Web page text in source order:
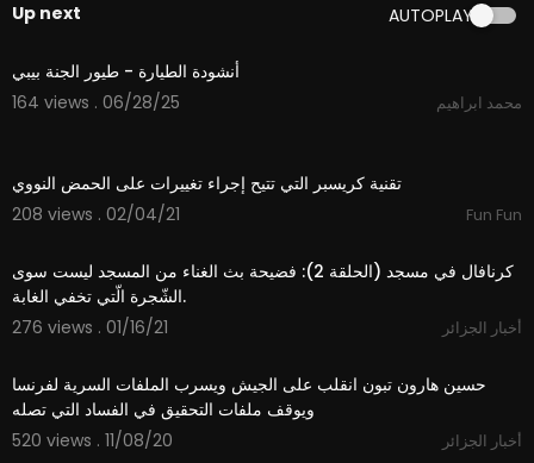
Up next AUTOPLAY
1:52
أنشودة الطيارة - طيور الجنة بيبي
164 views . 06/28/25
محمد ابراهيم
تقنية كريسبر التي تتيح إجراء تغييرات على الحمض النووي
208 views . 02/04/21
Fun Fun
كرنافال في مسجد (الحلقة 2): فضيحة بث الغناء من المسجد ليست سوى
الشّجرة الّتي تخفي الغابة.
276 views . 01/16/21
أخبار الجزائر
حسين هارون تبون انقلب على الجيش ويسرب الملفات السرية لفرنسا
ويوقف ملفات التحقيق في الفساد التي تصله
520 views . 11/08/20
أخبار الجزائر